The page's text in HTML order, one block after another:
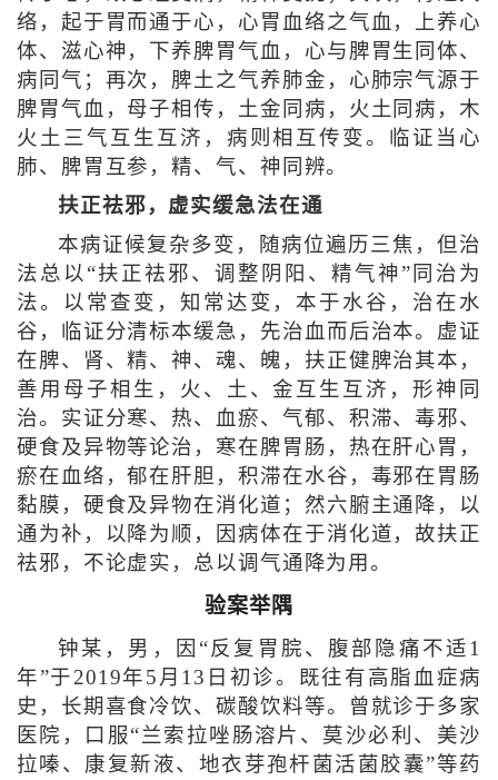
络，起于胃而通于心，心胃血络之气血，上养心
体、滋心神，下养脾胃气血，心与脾胃生同体、
病同气；再次，脾土之气养肺金，心肺宗气源于
脾胃气血，母子相传，土金同病，火土同病，木
火土三气互生互济，病则相互传变。临证当心
肺、脾胃互参，精、气、神同辨。
扶正祛邪，虚实缓急法在通
本病证候复杂多变，随病位遍历三焦，但治
法总以“扶正祛邪、调整阴阳、精气神”同治为
法。以常查变，知常达变，本于水谷，治在水
谷，临证分清标本缓急，先治血而后治本。虚证
在脾、肾、精、神、魂、魄，扶正健脾治其本，
善用母子相生，火、土、金互生互济，形神同
治。实证分寒、热、血瘀、气郁、积滞、毒邪、
硬食及异物等论治，寒在脾胃肠，热在肝心胃，
瘀在血络，郁在肝胆，积滞在水谷，毒邪在胃肠
黏膜，硬食及异物在消化道；然六腑主通降，以
通为补，以降为顺，因病体在于消化道，故扶正
祛邪，不论虚实，总以调气通降为用。
验案举隅
钟某，男，因“反复胃脘、腹部隐痛不适1
年”于2019年5月13日初诊。既往有高脂血症病
史，长期喜食冷饮、碳酸饮料等。曾就诊于多家
医院，口服“兰索拉唑肠溶片、莫沙必利、美沙
拉嗪、康复新液、地衣芽孢杆菌活菌胶囊”等药